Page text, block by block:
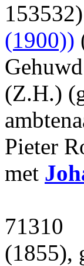
(1900))
(Z.H.)
Pieter
met
71310
(1855),